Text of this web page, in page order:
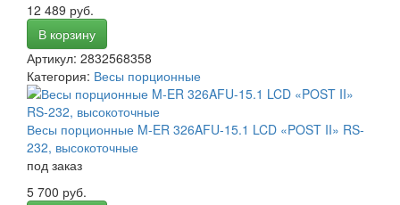
12 489 руб.
В корзину
Артикул: 2832568358
Категория: Весы порционные
Весы порционные M-ER 326AFU-15.1 LCD «POST II» RS-
232, высокоточные
под заказ
5 700 руб.